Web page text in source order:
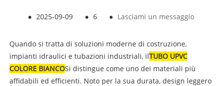
● 2025-09-09 ● 6 ● Lasciami un messaggio
Quando si tratta di soluzioni moderne di costruzione,
impianti idraulici e tubazioni industriali, ilTUBO UPVC
COLORE BIANCOSi distingue come uno dei materiali più
affidabili ed efficienti. Noto per la sua durata, design leggero